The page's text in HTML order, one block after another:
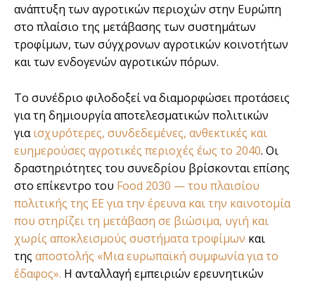
ανάπτυξη των αγροτικών περιοχών στην Ευρώπη
στο πλαίσιο της μετάβασης των συστημάτων
τροφίμων, των σύγχρονων αγροτικών κοινοτήτων
και των ενδογενών αγροτικών πόρων.
Το συνέδριο φιλοδοξεί να διαμορφώσει προτάσεις
για τη δημιουργία αποτελεσματικών πολιτικών
γιαισχυρότερες, συνδεδεμένες, ανθεκτικές και
ευημερούσες αγροτικές περιοχές έως το 2040. Οι
δραστηριότητες του συνεδρίου βρίσκονται επίσης
στο επίκεντρο του Food 2030 — του πλαισίου
πολιτικής της ΕΕ για την έρευνα και την καινοτομία
που στηρίζει τη μετάβαση σε βιώσιμα, υγιή και
χωρίς αποκλεισμούς συστήματα τροφίμων και
της αποστολής «Μια ευρωπαϊκή συμφωνία για το
έδαφος». Η ανταλλαγή εμπειριών ερευνητικών